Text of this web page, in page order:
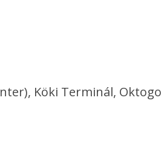
Köki Terminál,